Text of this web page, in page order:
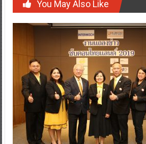
You May Also Like